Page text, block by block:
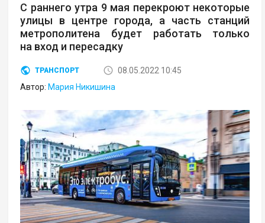
С раннего утра 9 мая перекроют некоторые
улицы в центре города, а часть станций
метрополитена будет работать только
на вход и пересадку
ТРАНСПОРТ
08.05.2022 10:45
Автор: Мария Никишина